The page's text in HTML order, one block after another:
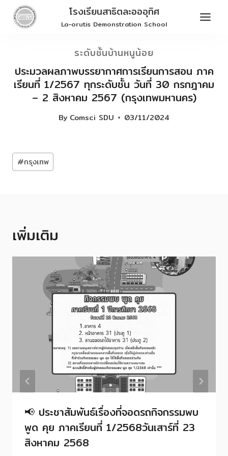
Skip
โรงเรียนสาธิตละอออุทิศ
La-orutis Demonstration School
ระดับชั้นบ้านหนูน้อย
ประมวลผลภาพบรรยากาศการเรียนการสอน ภาค
เรียนที่ 1/2567 ทุกระดับชั้น วันที่ 30 กรกฎาคม
– 2 สิงหาคม 2567 (กรุงเทพมหานคร)
By Comsci SDU 03/11/2024
Post
Tags:
#กรุงเทพ
เพิ่มเติม
📢 ประชาสัมพันธ์เรื่องที่จอดรถกิจกรรมพบ
พูด คุย ภาคเรียนที่ 1/2568วันเสาร์ที่ 23
สิงหาคม 2568